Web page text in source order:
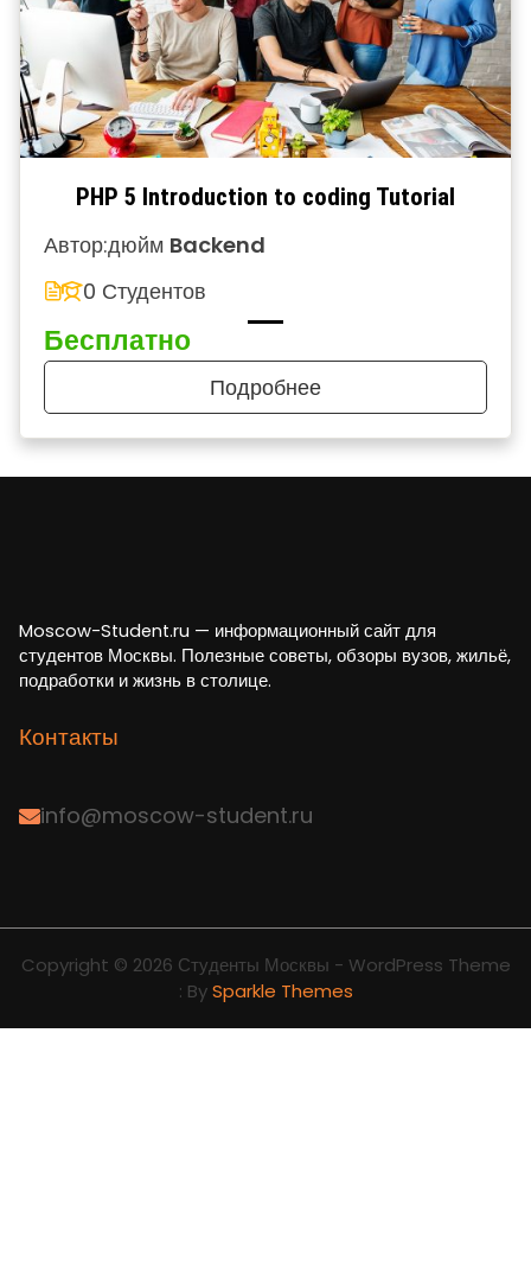
PHP 5 Introduction to coding Tutorial
Автор:дюйм Backend
0 Студентов
Бесплатно
Подробнее
Moscow-Student.ru — информационный сайт для
студентов Москвы. Полезные советы, обзоры вузов, жильё,
подработки и жизнь в столице.
Контакты
info@moscow-student.ru
Copyright © 2026 Студенты Москвы - WordPress Theme
: BySparkle Themes